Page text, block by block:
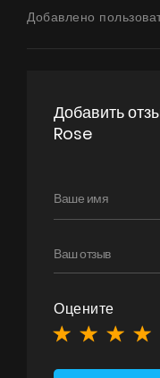
Добавлено
Добавить
Rose
Оцените